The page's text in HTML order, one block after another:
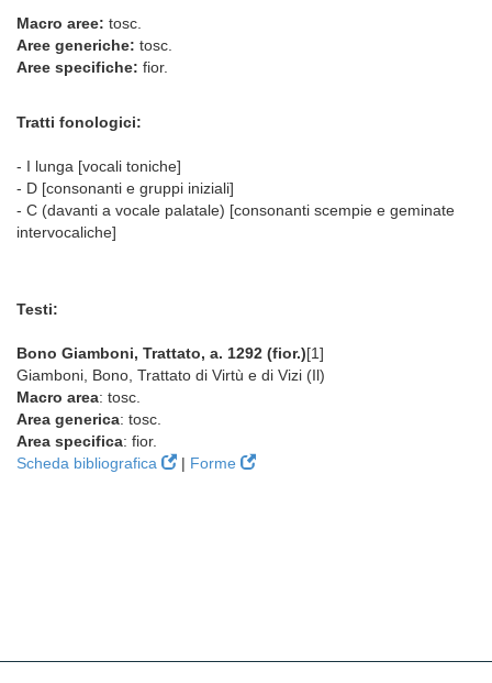
Macro aree: tosc.
Aree generiche: tosc.
Aree specifiche: fior.
Tratti fonologici:
- I lunga [vocali toniche]
- D [consonanti e gruppi iniziali]
- C (davanti a vocale palatale) [consonanti scempie e geminate
intervocaliche]
Testi:
Bono Giamboni, Trattato, a. 1292 (fior.)[1]
Giamboni, Bono, Trattato di Virtù e di Vizi (Il)
Macro area: tosc.
Area generica: tosc.
Area specifica: fior.
Scheda bibliografica
| Forme